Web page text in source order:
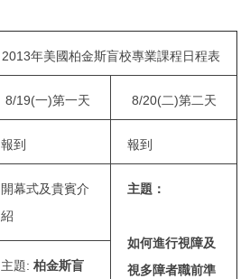
2013年美國柏金斯盲校專業課程日程表
8/19(一)第一天 8/20(二)第二天
報到 報到
開幕式及貴賓介
紹
主題：
如何進行視障及
視多障者職前準
主題:柏金斯盲